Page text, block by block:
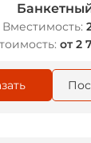
Вместимость:
от 2